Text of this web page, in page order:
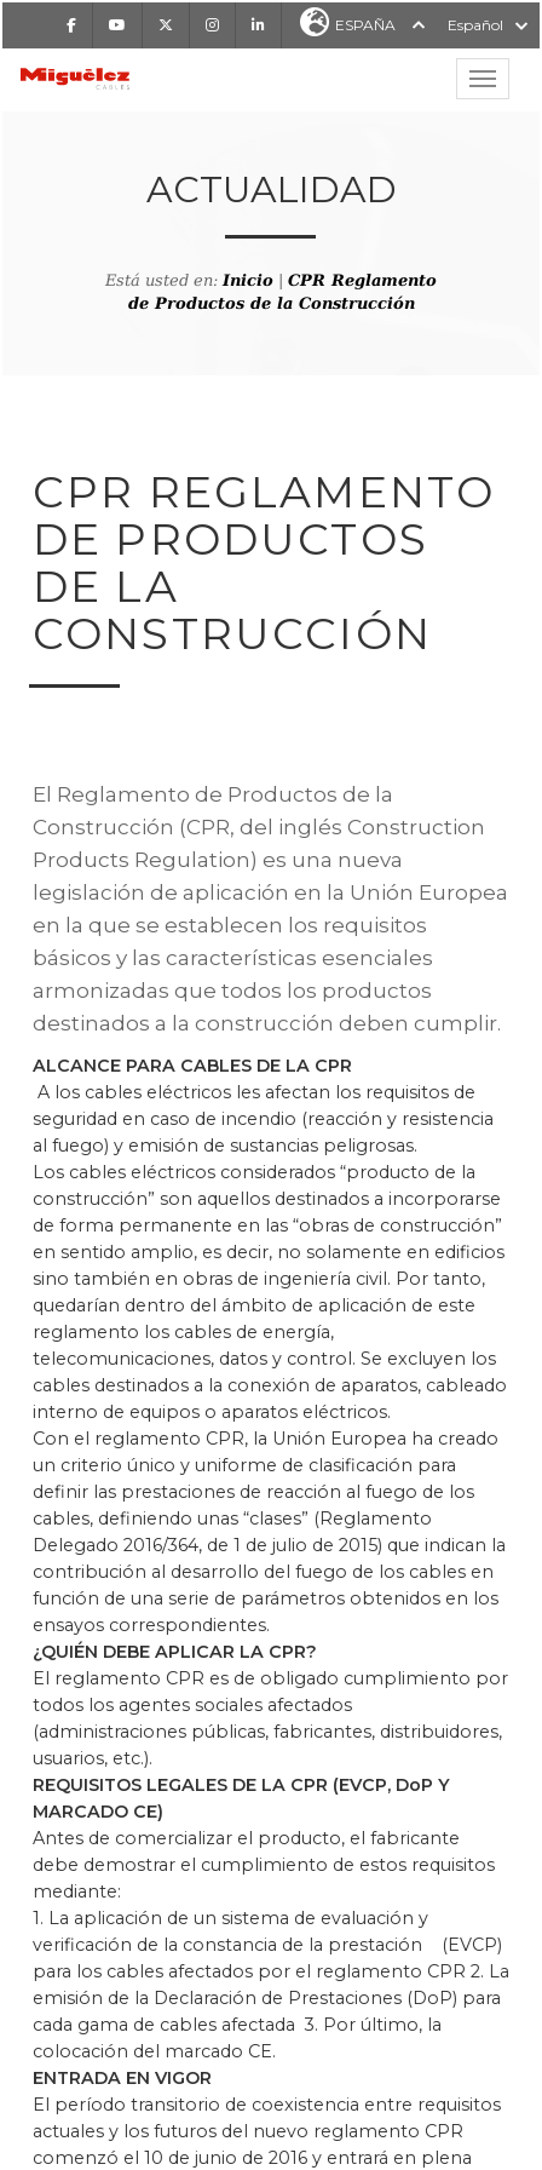
FacebookYoutube InstagramLinkedIn ESPAÑA Español
MIGUÉLEZ CABLES
ACTUALIDAD
Está usted en:Inicio
CPR Reglamento
de Productos de la Construcción
CPR REGLAMENTO
DE PRODUCTOS
DE LA
CONSTRUCCIÓN
El Reglamento de Productos de la
Construcción (CPR, del inglés Construction
Products Regulation) es una nueva
legislación de aplicación en la Unión Europea
en la que se establecen los requisitos
básicos y las características esenciales
armonizadas que todos los productos
destinados a la construcción deben cumplir.
ALCANCE PARA CABLES DE LA CPR
A los cables eléctricos les afectan los requisitos de
seguridad en caso de incendio (reacción y resistencia
al fuego) y emisión de sustancias peligrosas.
Los cables eléctricos considerados “producto de la
construcción” son aquellos destinados a incorporarse
de forma permanente en las “obras de construcción”
en sentido amplio, es decir, no solamente en edificios
sino también en obras de ingeniería civil. Por tanto,
quedarían dentro del ámbito de aplicación de este
reglamento los cables de energía,
telecomunicaciones, datos y control. Se excluyen los
cables destinados a la conexión de aparatos, cableado
interno de equipos o aparatos eléctricos.
Con el reglamento CPR, la Unión Europea ha creado
un criterio único y uniforme de clasificación para
definir las prestaciones de reacción al fuego de los
cables, definiendo unas “clases” (Reglamento
Delegado 2016/364, de 1 de julio de 2015) que indican la
contribución al desarrollo del fuego de los cables en
función de una serie de parámetros obtenidos en los
ensayos correspondientes.
¿QUIÉN DEBE APLICAR LA CPR?
El reglamento CPR es de obligado cumplimiento por
todos los agentes sociales afectados
(administraciones públicas, fabricantes, distribuidores,
usuarios, etc.).
REQUISITOS LEGALES DE LA CPR (EVCP, DoP Y
MARCADO CE)
Antes de comercializar el producto, el fabricante
debe demostrar el cumplimiento de estos requisitos
mediante:
1. La aplicación de un sistema de evaluación y
verificación de la constancia de la prestación (EVCP)
para los cables afectados por el reglamento CPR 2. La
emisión de la Declaración de Prestaciones (DoP) para
cada gama de cables afectada 3. Por último, la
colocación del marcado CE.
ENTRADA EN VIGOR
El período transitorio de coexistencia entre requisitos
actuales y los futuros del nuevo reglamento CPR
comenzó el 10 de junio de 2016 y entrará en plena